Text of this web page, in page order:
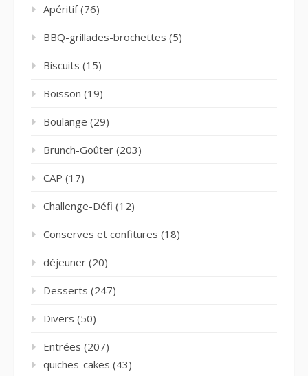
Apéritif(76)
BBQ-grillades-brochettes (5)
Biscuits (15)
Boisson (19)
Boulange (29)
Brunch-Goûter (203)
CAP (17)
Challenge-Défi (12)
Conserves et confitures (18)
déjeuner (20)
Desserts (247)
Divers (50)
Entrées (207)
quiches-cakes (43)